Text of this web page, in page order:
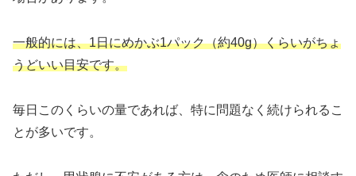
一般的には、1日にめかぶ1パック（約40g）くらいがちょ
うどいい目安です。
毎日このくらいの量であれば、特に問題なく続けられるこ
とが多いです。